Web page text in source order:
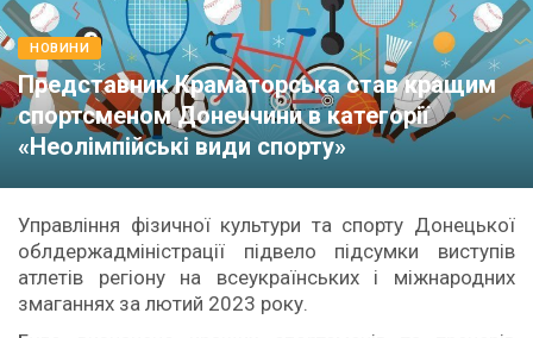
НОВИНИ
Представник Краматорська став кращим
спортсменом Донеччини в категорії
«Неолімпійські види спорту»
Управління фізичної культури та спорту Донецької
облдержадміністрації підвело підсумки виступів
атлетів регіону на всеукраїнських і міжнародних
змаганнях за лютий 2023 року.